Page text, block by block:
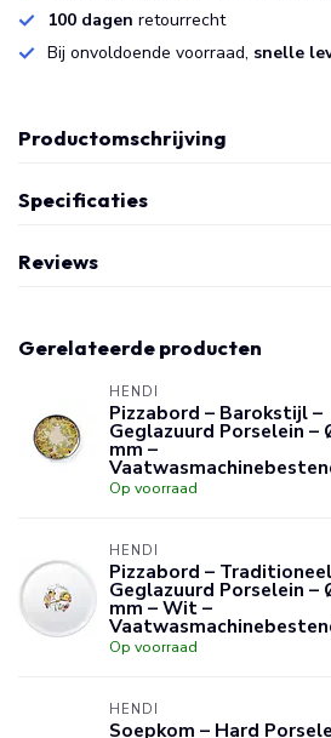
100 dagen retourrecht
Bij onvoldoende voorraad, snelle
Productomschrijving
Specificaties
Reviews
Gerelateerde producten
HENDI
Pizzabord – Barokstijl –
Geglazuurd Porselein –
mm –
Op voorraad
HENDI
Pizzabord –
Geglazuurd Porselein –
mm – Wit –
Op voorraad
HENDI
Soepkom – Hard